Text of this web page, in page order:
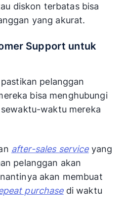
diskon terbatas bisa
yang akurat.
Support untuk
pelanggan
bisa menghubungi
waktu mereka
after-sales serviceyang
pelanggan akan
akan membuat
purchasedi waktu